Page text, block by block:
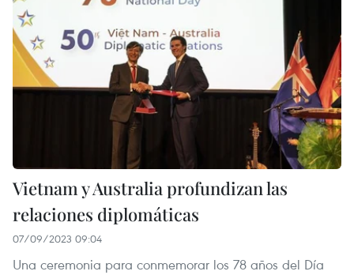
Vietnam y Australia profundizan las
relaciones diplomáticas
07/09/2023 09:04
Una ceremonia para conmemorar los 78 años del Día